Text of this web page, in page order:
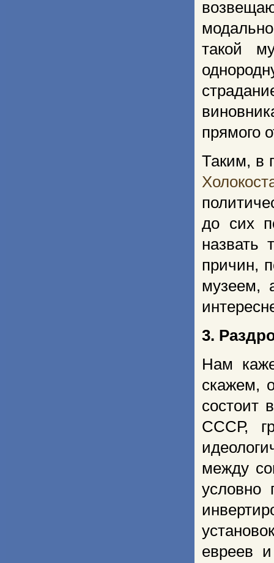
такой
прямого
Таким, в
до сих
назвать
причин,
музеем,
3.
Нам
скажем,
состоит
СССР,
между
условно
евреев